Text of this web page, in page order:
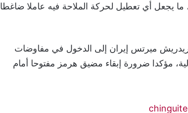
ما يجعل أي تعطيل لحركة الملاحة فيه عاملا ضاغطا
ميرتس إيران إلى الدخول في مفاوضات
مؤكدا ضرورة إبقاء مضيق هرمز مفتوحا أمام